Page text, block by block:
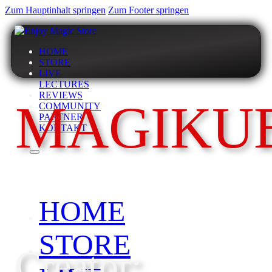
Zum Hauptinhalt springen Zum Footer springen
HOME
STORE
LIVE
LECTURES
REVIEWS
COMMUNITY
PARTNER
KONTAKT
HOME
STORE